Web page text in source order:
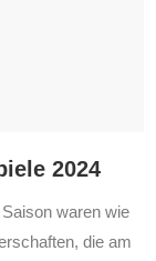
2024
waren wie
die am